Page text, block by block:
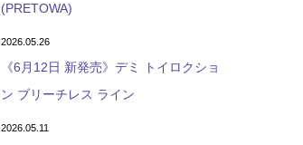
(PRETOWA)
2026.05.26
《6月12日 新発売》デミ トイロクショ
ン ブリーチレス ライン
2026.05.11